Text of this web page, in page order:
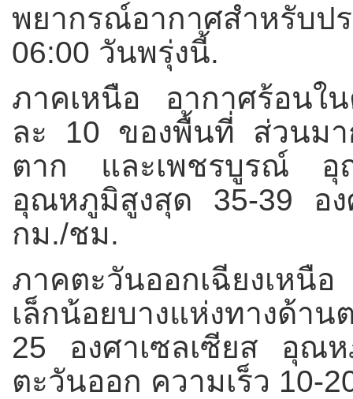
พยากรณ์อากาศสำหรับป
06:00 วันพรุ่งนี้.
ภาคเหนือ อากาศร้อนใ
ละ 10 ของพื้นที่ ส่วนมา
ตาก และเพชรบูรณ์ อุ
อุณหภูมิสูงสุด 35-39 อง
กม./ชม.
ภาคตะวันออกเฉียงเหนื
เล็กน้อยบางแห่งทางด้
25 องศาเซลเซียส อุณ
ตะวันออก ความเร็ว 10-